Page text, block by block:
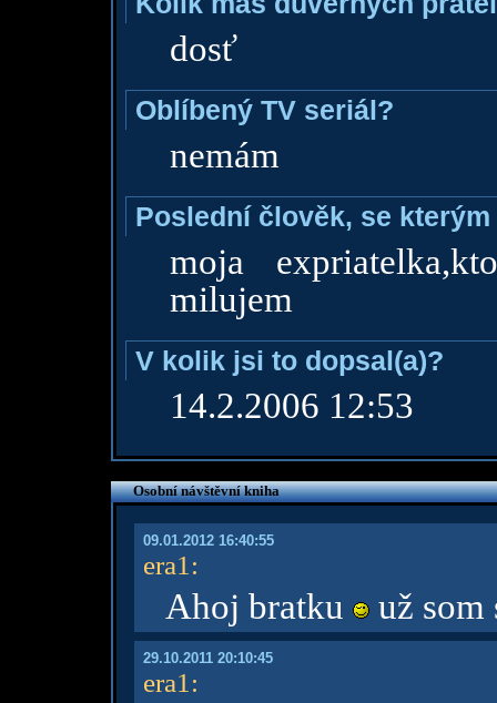
dosť
Oblíbený TV seriál?
nemám
Poslední člověk, se
moja
milujem
V kolik jsi to dopsal(a)?
14.2.2006 12:53
Osobní návštěvní kniha
09.01.2012 16:40:55
era1 :
Ahoj bratku už som
29.10.2011 20:10:45
era1 :